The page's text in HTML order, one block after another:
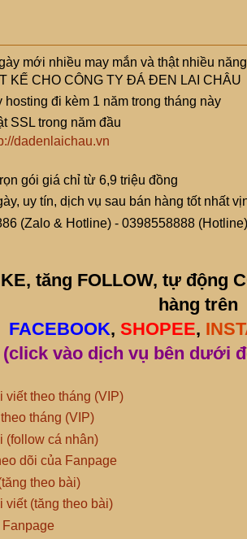
mới nhiều may mắn và thật nhiều
KẾ CHO CÔNG TY ĐÁ ĐEN LAI CHÂU
hosting đi kèm 1 năm trong tháng này
SSL trong năm đầu
dadenlaichau.vn
gói giá chỉ từ 6,9 triệu đồng
uy tín, dịch vụ sau bán hàng tốt nhất
(Zalo & Hotline) - 0398558888
tăng FOLLOW, tự động
hàng trên
FACEBOOK, SHOPEE,
(click vào dịch vụ bên dưới
viết theo tháng (VIP)
tháng (VIP)
(follow cá nhân)
dõi của Fanpage
theo bài)
viết (tăng theo bài)
Fanpage